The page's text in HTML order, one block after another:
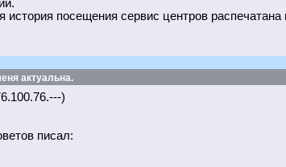
история посещения сервис центров
актуальна.
)
писал: